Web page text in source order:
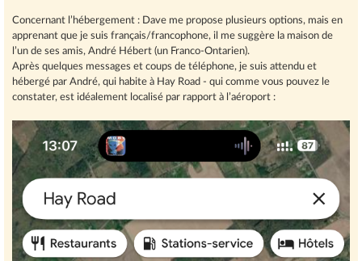
Concernant l’hébergement : Dave me propose plusieurs options, mais en
apprenant que je suis français/francophone, il me suggère la maison de
l’un de ses amis, André Hébert (un Franco-Ontarien).
Après quelques messages et coups de téléphone, je suis attendu et
hébergé par André, qui habite à Hay Road - qui comme vous pouvez le
constater, est idéalement localisé par rapport à l’aéroport :